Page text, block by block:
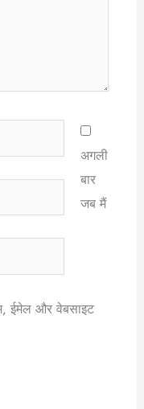
अगली
बार
जब मैं
ईमेल और वेबसाइट